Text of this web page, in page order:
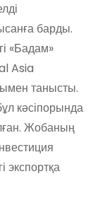
барды.
«Бадам»
Asia
танысты.
кәсіпорында
Жобаның
экспортқа